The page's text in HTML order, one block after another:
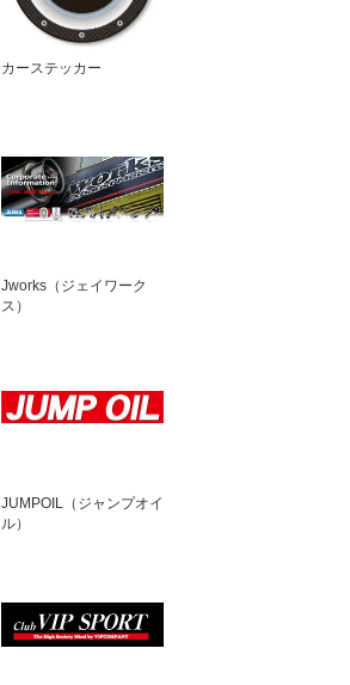
カーステッカー
Jworks（ジェイワーク
ス）
JUMPOIL（ジャンプオイ
ル）